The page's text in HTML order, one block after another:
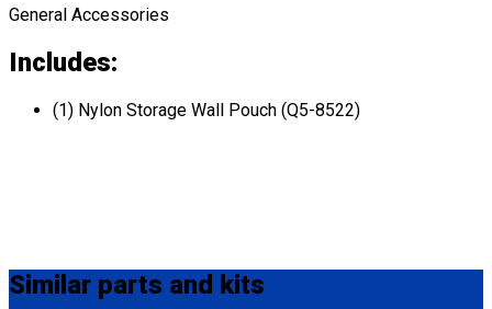
General Accessories
Includes:
(1) Nylon Storage Wall Pouch (Q5-8522)
Similar parts and kits